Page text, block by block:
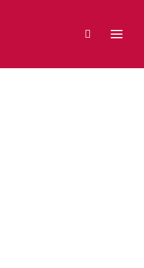
klubu Lúč na
spolupráci s
DÁTUM